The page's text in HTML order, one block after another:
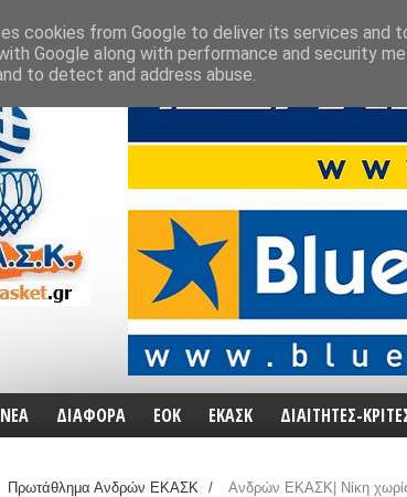
ΝΕΑ ΔΙΑΦΟΡΑ ΕΟΚ ΕΚΑΣΚ ΔΙΑΙΤΗΤΕΣ-
Πρωτάθλημα Ανδρών ΕΚΑΣΚ / Ανδρών ΕΚΑΣΚ| Νίκη
cookies from Google to deliver its services and
Google along with performance and security
to detect and address abuse.